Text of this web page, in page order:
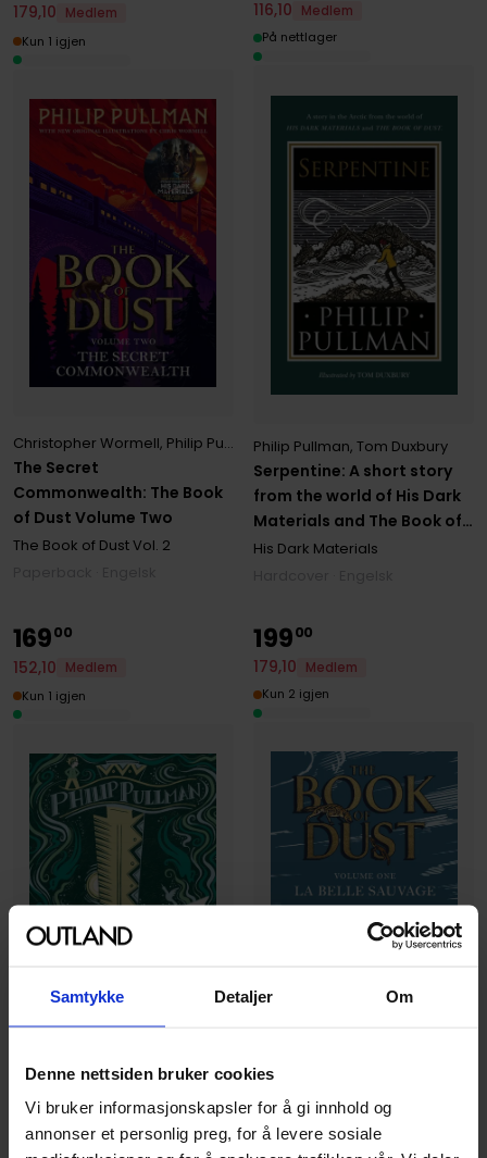
Samtykke Detaljer Om
Denne nettsiden bruker cookies
Vi bruker informasjonskapsler for å gi innhold og
annonser et personlig preg, for å levere sosiale
The Secret
Commonwealth: The Book
of Dust Volume Two
Christopher Wormell, Philip Pullman
The Book of DustVol. 2
179,10
Medlem
Kun 1 igjen
Serpentine: A short story
from the world of His Dark
Materials and The Book of
Dust
Philip Pullman,Tom Duxbury
His Dark Materials
116,10
Medlem
På nettlager
The Subtle Knife Gift
Edition
16900
152,10
Medlem
Kun 1 igjen
La Belle Sauvage: The Book
of Dust Volume One
19900
179,10
Medlem
Kun 2 igjen